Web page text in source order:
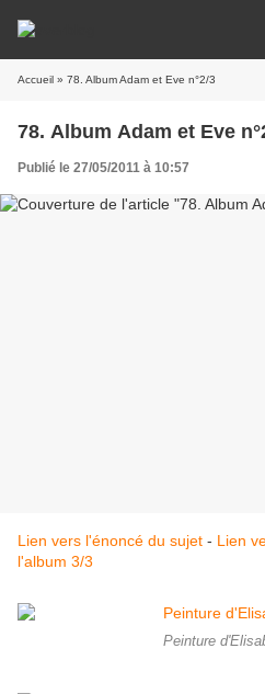
Accueil » 78. Album Adam et Eve n°2/3
78. Album Adam et Eve
Publié le 27/05/2011 à 10:57
Lien vers l'énoncé du sujet - Lien
l'album 3/3
Peinture